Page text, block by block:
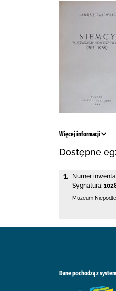
Więcej informacji
Dostępne
1. Numer
Sygnatura:
Muzeum
Dane pochodzą z